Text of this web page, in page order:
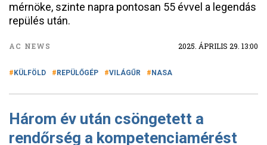
mérnöke, szinte napra pontosan 55 évvel a legendás
repülés után.
AC NEWS 2025. ÁPRILIS 29. 13:00
KÜLFÖLD REPÜLŐGÉP VILÁGŰR NASA
Három év után csöngetett a
rendőrség a kompetenciamérést